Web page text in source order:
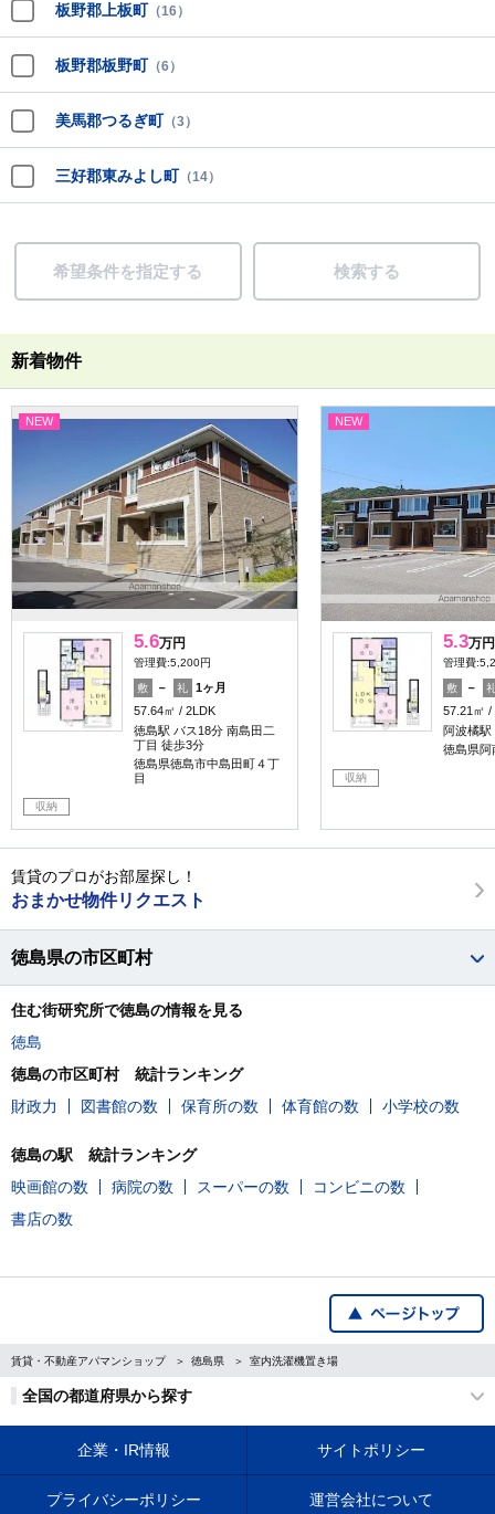
板野郡上板町 （16）
板野郡板野町 （6）
美馬郡つるぎ町 （3）
三好郡東みよし町 （14）
希望条件を指定する 検索する
新着物件
NEW
5.6万円
管理費:5,200円
敷 － 礼
1ヶ月
57.64㎡
2LDK
徳島駅 バス18分 南島田二
丁目 徒歩3分
徳島県徳島市中島田町４丁
目
収納
NEW
5.3万円
管理費
敷 －
57.21㎡
阿波橘駅
徳島県阿
収納
賃貸のプロがお部屋探し！
おまかせ物件リクエスト
徳島県の市区町村
住む街研究所で徳島の情報を見る
徳島
徳島の市区町村 統計ランキング
財政力
図書館の数 保育所の数 体育館の数 小学校の数
徳島の駅 統計ランキング
映画館の数
病院の数 スーパーの数
コンビニの数
書店の数
賃貸・不動産アパマンショップ 徳島県 室内洗濯機置き場
全国の都道府県から探す
企業・IR情報 サイトポリシー
プライバシーポリシー 運営会社について